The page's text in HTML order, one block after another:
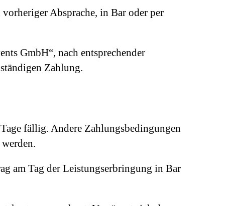
Absprache, in Bar oder per
GmbH“, nach entsprechender
Zahlung.
fällig. Andere Zahlungsbedingungen
am Tag der Leistungserbringung in Bar